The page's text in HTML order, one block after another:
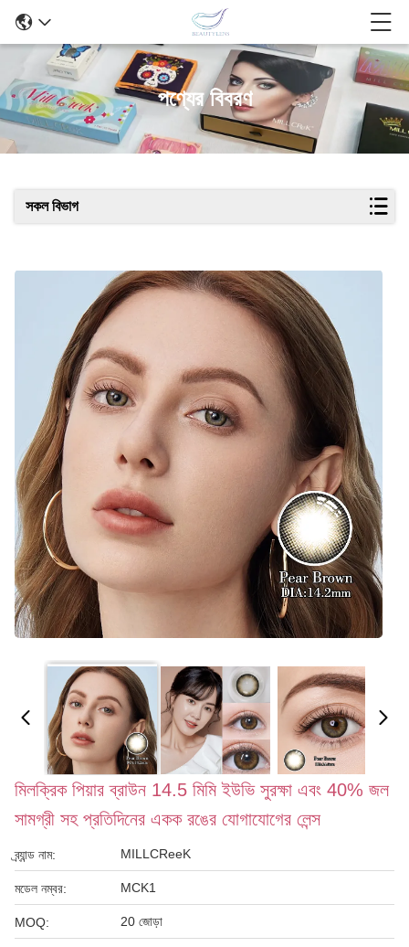
পণ্যের বিবরণ
সকল বিভাগ
মিলক্রিক পিয়ার ব্রাউন 14.5 মিমি ইউভি সুরক্ষা এবং 40% জল
সামগ্রী সহ প্রতিদিনের একক রঙের যোগাযোগের লেন্স
ব্র্যান্ড নাম: MILLCReeK
মডেল নম্বর: MCK1
MOQ: 20 জোড়া